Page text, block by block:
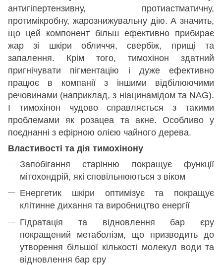
антигіпертензивну, протиастматичну,
протимікробну, жарознижувальну дію. А значить,
що цей компонент більш ефективно прибирає
жар зі шкіри обличчя, свербіж, прищі та
запалення. Крім того, тимохінон здатний
пригнічувати пігментацію і дуже ефективно
працює в компанії з іншими відбілюючими
речовинами (наприклад, з ніацинамідом та NAG).
І тимохінон чудово справляється з такими
проблемами як розацеа та акне. Особливо у
поєднанні з ефірною олією чайного дерева.
Властивості та дія тимохінону
Запобігання старінню покращує функції
мітохондрій, які сповільнюються з віком
Енергетик шкіри оптимізує та покращує
клітинне дихання та виробництво енергії
Гідратація та відновлення бар єру
покращений метаболізм, що призводить до
утворення більшої кількості молекул води та
відновлення бар єру